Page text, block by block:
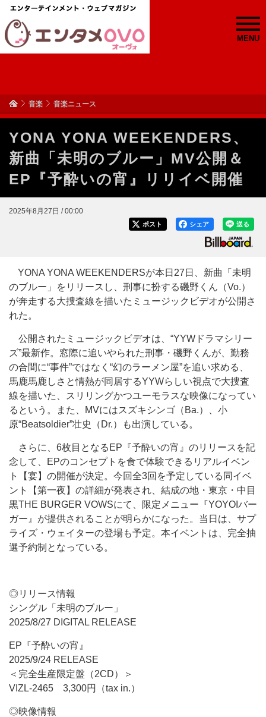
MENU
音楽 音楽ニュース
YONA YONA WEEKENDERS、
新曲「未明のブルー」MV公開＆
EP『予酔いの宵』リリイベ開催
2025年8月27日 / 00:00
送る
シェア
ポスト
YONA YONA WEEKENDERSが本日27日、新曲「未明
のブルー」をリリースし、刑事に扮する磯野くん（Vo.）
が奔走する大捜査線を描いたミュージックビデオが公開さ
れた。
公開されたミュージックビデオは、“YYWドラマシリー
ズ”最新作。窓際に追いやられた刑事・磯野くんが、勤務
の合間に“事件”ではなく“幻のラーメン屋”を追い求める、
馬鹿馬鹿しさと情熱が同居するYYWらしい視点で大捜査
線を描いた、スリリングかつユーモラスな映像になってい
るという。また、MVにはスズキシンゴ（Ba.）、小
原“Beatsoldier”壮史（Dr.）も出演している。
さらに、6枚目となるEP『予酔いの宵』のリリースを記
念して、EPのコンセプトを食で体験できるリアルイベン
ト【宴】の開催が決定。今回全3回を予定している同イベ
ント【第一夜】の詳細が発表され、結成の地・東京・中目
黒THE BURGER VOWSにて、限定メニュー『YOYOIバー
ガー』が提供されることが明らかになった。当日は、サプ
ライズ・ウェイターの登場も予定。本イベントは、完全抽
選予約制となっている。
◎リリース情報
シングル「未明のブルー」
2025/8/27 DIGITAL RELEASE
EP『予酔いの宵』
2025/9/24 RELEASE
＜完全生産限定盤（2CD）＞
VIZL-2465 3,300円（tax in.）
◎映像情報